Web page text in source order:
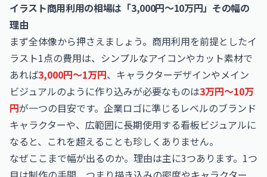
イラスト商用利用の相場は「3,000円〜10万円」その幅の
理由
まず全体像から押さえましょう。商用利用を前提としたイ
ラスト1点の費用は、シンプルなアイコンやカット素材で
あれば3,000円〜1万円、キャラクターデザインやメイン
ビジュアルのように作り込みが必要なものは3万円〜10万
円が一つの目安です。企業ロゴに準じるレベルのブランド
キャラクターや、広範囲に長期使用する看板ビジュアルに
なると、これを超えることも珍しくありません。
なぜここまで幅が出るのか。理由は主に3つあります。1つ